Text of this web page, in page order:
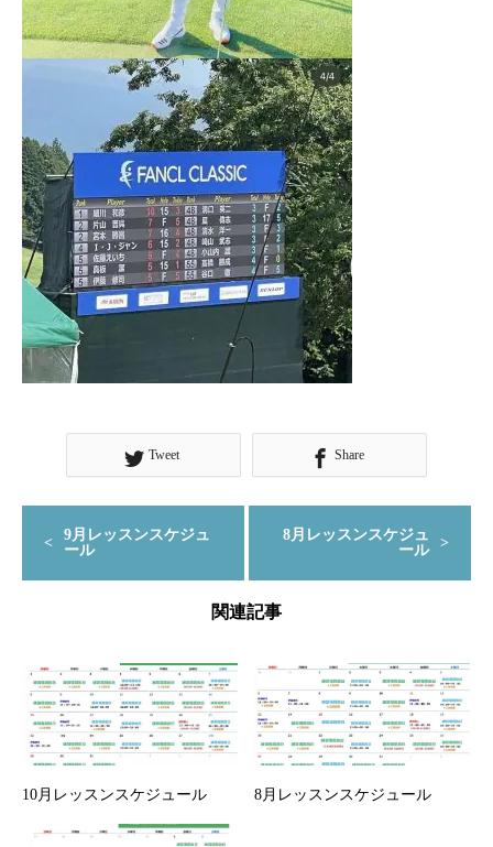
Tweet Share
9月レッスンスケジュ
ール
8月レッスンスケジュ
ール
関連記事
10月レッスンスケジュール 8月レッスンスケジュール